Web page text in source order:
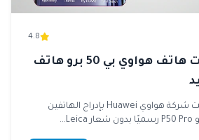
4.8
سعر و مواصفات هاتف هواوي بي 50 برو هاتف
في سبتمبر 2022 ، قامت شركة هواوي Huawei بإدراج الهاتفين